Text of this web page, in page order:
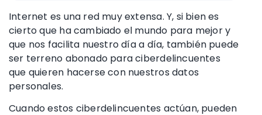
Internet es una red muy extensa. Y, si bien es
cierto que ha cambiado el mundo para mejor y
que nos facilita nuestro día a día, también puede
ser terreno abonado para ciberdelincuentes
que quieren hacerse con nuestros datos
personales.
Cuando estos ciberdelincuentes actúan, pueden